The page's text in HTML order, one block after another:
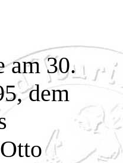
am 30.
dem